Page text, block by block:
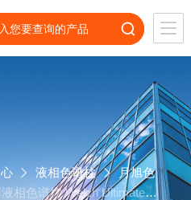
液相色谱柱
月旭色
相色谱柱 Welch Ultimate X